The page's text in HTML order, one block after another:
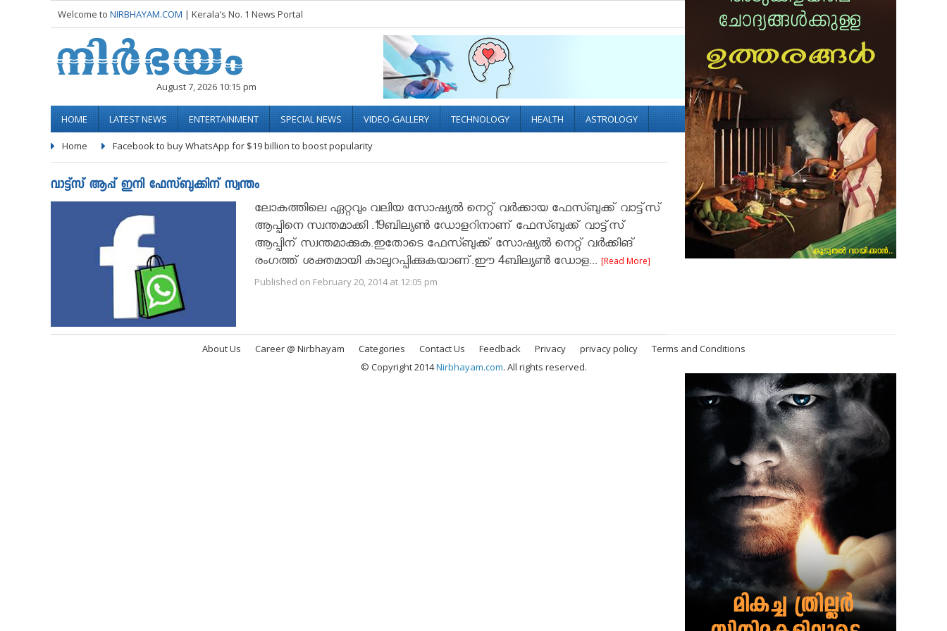
Welcome to NIRBHAYAM.COM | Kerala’s No. 1 News Portal Socialize with us
August 7, 2026 10:15 pm
HOME LATEST NEWS ENTERTAINMENT SPECIAL NEWS VIDEO-GALLERY TECHNOLOGY HEALTH ASTROLOGY
Home Facebook to buy WhatsApp for $19 billion to boost popularity
വാട്ട്‌സ് ആപ്പ് ഇനി ഫേസ്ബുക്കിന് സ്വന്തം
ലോകത്തിലെ ഏറ്റവും വലിയ സോഷ്യല്‍ നെറ്റ് വര്‍ക്കായ ഫേസ്ബുക്ക് വാട്ട്സ്
ആപ്പിനെ സ്വന്തമാക്കി .19ബില്യണ്‍ ഡോളറിനാണ് ഫേസ്ബുക്ക്‌ വാട്ട്സ്
ആപ്പിന് സ്വന്തമാക്കുക.ഇതോടെ ഫേസ്ബുക്ക് സോഷ്യല്‍ നെറ്റ് വര്‍ക്കിങ്
രംഗത്ത് ശക്തമായി കാലുറപ്പിക്കുകയാണ്.ഈ 4ബില്യണ്‍ ഡോള... [Read More]
Published on February 20, 2014 at 12:05 pm
About Us Career @ Nirbhayam Categories Contact Us Feedback Privacy privacy policy
Terms and Conditions
© Copyright 2014Nirbhayam.com. All rights reserved.